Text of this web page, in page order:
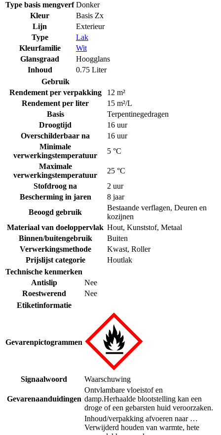
Type basis mengverf Donker
Kleur
Basis Zx
Lijn
Exterieur
Type
Lak
Kleurfamilie
Wit
Glansgraad
Hoogglans
Inhoud
0.75 Liter
Gebruik
Rendement per verpakking
12 m²
Rendement per liter
15 m²/L
Basis
Terpentinegedragen
Droogtijd
16 uur
Overschilderbaar na
16 uur
Minimale
verwerkingstemperatuur
5 °C
Maximale
verwerkingstemperatuur
25 °C
Stofdroog na
2 uur
Bescherming in jaren
8 jaar
Beoogd gebruik
Bestaande verflagen, Deuren en
kozijnen
Materiaal van doeloppervlak Hout, Kunststof, Metaal
Binnen/buitengebruik
Buiten
Verwerkingsmethode
Kwast, Roller
Prijslijst categorie
Houtlak
Technische kenmerken
Antislip
Nee
Roestwerend
Nee
Etiketinformatie
Gevarenpictogrammen
Signaalwoord Waarschuwing
Gevarenaanduidingen
Ontvlambare vloeistof en
damp.Herhaalde blootstelling kan een
droge of een gebarsten huid veroorzaken.
Inhoud/verpakking afvoeren naar …
Verwijderd houden van warmte, hete